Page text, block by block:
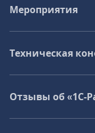
Мероприятия
Техническая
Отзывы об «1С-